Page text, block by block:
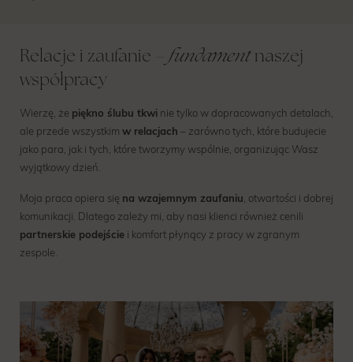
Relacje i zaufanie – fundamentnaszej
współpracy
Wierzę, że piękno ślubu tkwi nie tylko w dopracowanych detalach,
ale przede wszystkim w relacjach – zarówno tych, które budujecie
jako para, jak i tych, które tworzymy wspólnie, organizując Wasz
wyjątkowy dzień.
Moja praca opiera się na wzajemnym zaufaniu, otwartości i dobrej
komunikacji. Dlatego zależy mi, aby nasi klienci również cenili
partnerskie podejście i komfort płynący z pracy w zgranym
zespole.